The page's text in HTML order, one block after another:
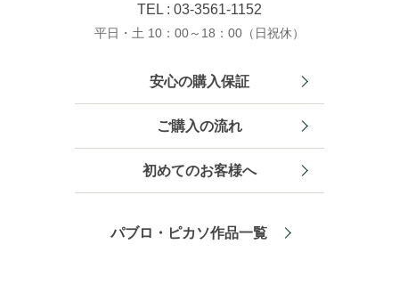
TEL : 03-3561-1152
平日・土 10：00～18：00（日祝休）
安心の購入保証
ご購入の流れ
初めてのお客様へ
パブロ・ピカソ作品一覧